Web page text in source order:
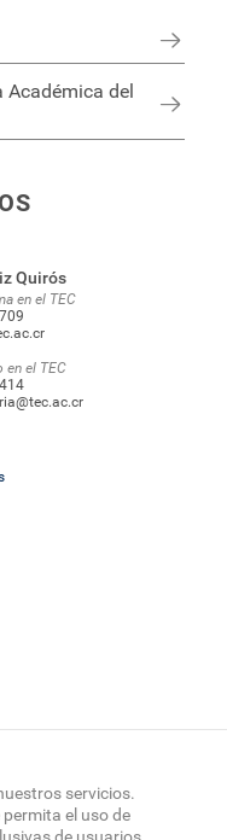
Académica del
Quirós
en el TEC
en el TEC
servicios.
el uso de